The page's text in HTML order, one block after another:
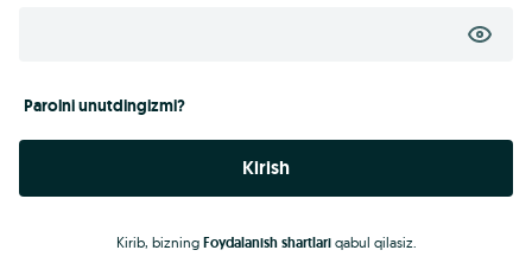
Parolni unutdingizmi?
Kirish
Kirib, bizning Foydalanish shartlariqabul qilasiz.